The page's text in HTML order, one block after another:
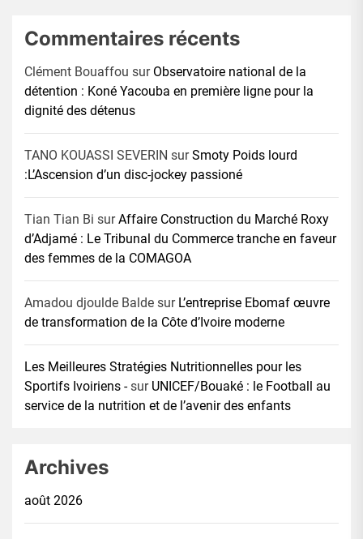
Commentaires récents
Clément Bouaffou sur Observatoire national de la
détention : Koné Yacouba en première ligne pour la
dignité des détenus
TANO KOUASSI SEVERIN surSmoty Poids lourd
:L’Ascension d’un disc-jockey passioné
Tian Tian Bi surAffaire Construction du Marché Roxy
d’Adjamé : Le Tribunal du Commerce tranche en faveur
des femmes de la COMAGOA
Amadou djoulde Balde sur L’entreprise Ebomaf œuvre
de transformation de la Côte d’Ivoire moderne
Les Meilleures Stratégies Nutritionnelles pour les
Sportifs Ivoiriens -sur UNICEF/Bouaké : le Football au
service de la nutrition et de l’avenir des enfants
Archives
août 2026